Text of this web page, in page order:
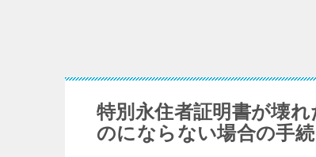
特別永住者証明書が壊
のにならない場合の手続